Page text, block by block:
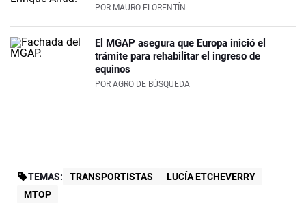
POR MAURO FLORENTÍN
El MGAP asegura que Europa inició el
trámite para rehabilitar el ingreso de
equinos
POR AGRO DE BÚSQUEDA
TEMAS: TRANSPORTISTAS
LUCÍA ETCHEVERRY
MTOP